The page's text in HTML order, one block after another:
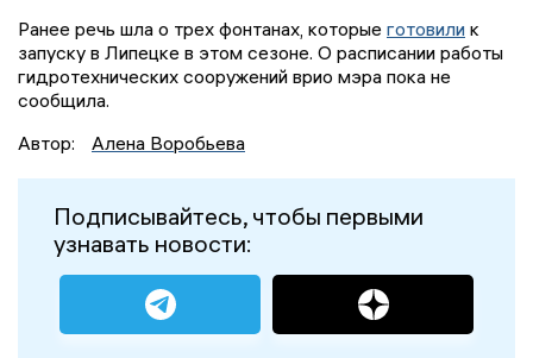
Ранее речь шла о трех фонтанах, которые готовили к
запуску в Липецке в этом сезоне. О расписании работы
гидротехнических сооружений врио мэра пока не
сообщила.
Автор:
Алена Воробьева
Подписывайтесь, чтобы первыми
узнавать новости: